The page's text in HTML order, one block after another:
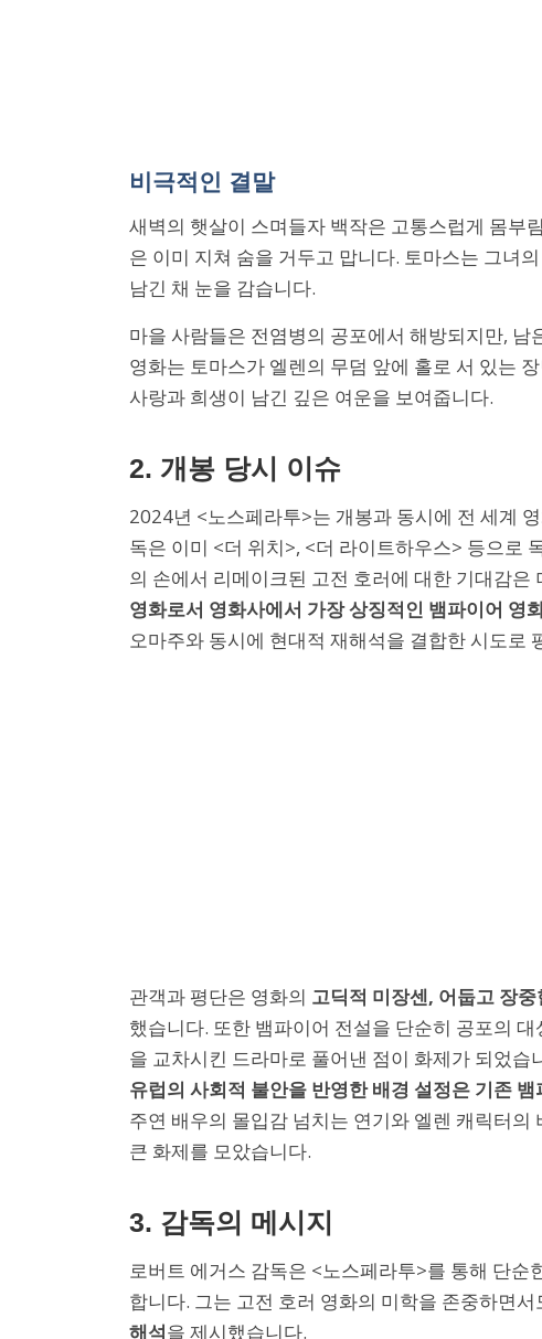
비극적인 결말
새벽의 햇살이 스며들자 백작은 고통스럽게 몸부
은 이미 지쳐 숨을 거두고 맙니다. 토마스는 그녀
남긴 채 눈을 감습니다.
마을 사람들은 전염병의 공포에서 해방되지만,
영화는 토마스가 엘렌의 무덤 앞에 홀로 서 있는
사랑과 희생이 남긴 깊은 여운을 보여줍니다.
2. 개봉 당시 이슈
2024년 <노스페라투>는 개봉과 동시에 전 세계
독은 이미 <더 위치>, <더 라이트하우스> 등으로
의 손에서 리메이크된 고전 호러에 대한 기대감은
영화로서 영화사에서 가장 상징적인 뱀파이어 영
오마주와 동시에 현대적 재해석을 결합한 시도로
관객과 평단은 영화의 고딕적 미장센, 어둡고 장
했습니다. 또한 뱀파이어 전설을 단순히 공포의
을 교차시킨 드라마로 풀어낸 점이 화제가 되었습
유럽의 사회적 불안을 반영한 배경 설정은 기존
주연 배우의 몰입감 넘치는 연기와 엘렌 캐릭터
큰 화제를 모았습니다.
3. 감독의 메시지
로버트 에거스 감독은 <노스페라투>를 통해 단
합니다. 그는 고전 호러 영화의 미학을 존중하면서
해석을 제시했습니다.